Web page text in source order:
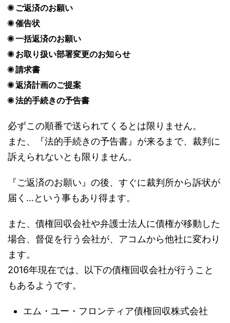
ご返済のお願い
催告状
一括返済のお願い
お取り扱い部署変更のお知らせ
請求書
返済計画のご提案
法的手続きの予告書
必ずこの順番で送られてくるとは限りません。
また、『法的手続きの予告書』が来るまで、裁判に
訴えられないとも限りません。
『ご返済のお願い』の後、すぐに裁判所から訴状が
届く…という事もあり得ます。
また、債権回収会社や弁護士法人に債権が移動した
場合、督促を行う会社が、アコムから他社に変わり
ます。
2016年現在では、以下の債権回収会社が行うこと
もあるようです。
エム・ユー・フロンティア債権回収株式会社